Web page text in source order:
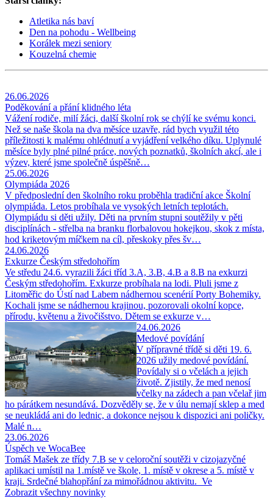
Atletika nás baví
Den na pohodu - Wellbeing
Korálek mezi seniory
Kouzelná chemie
26.06.2026
Poděkování a přání klidného léta
Vážení rodiče, milí žáci, další školní rok se chýlí ke svému konci.
Než se naše škola na dva měsíce uzavře, rád bych využil této
příležitosti k malému ohlédnutí a vyjádření velkého díku. Uplynulé
měsíce byly plné pilné práce, nových poznatků, školních akcí, ale i
výzev, které jsme společně úspěšně…
25.06.2026
Olympiáda 2026
V předposlední den školního roku proběhla tradiční akce Školní
olympiáda. Letos probíhala ve vysokých letních teplotách.
Olympiádu si děti užily. Děti na prvním stupni soutěžily v pěti
disciplínách - střelba na branku florbalovou hokejkou, skok z místa,
hod kriketovým míčkem na cíl, přeskoky přes šv…
24.06.2026
Exkurze Českým středohořím
Ve středu 24.6. vyrazili žáci tříd 3.A, 3.B, 4.B a 8.B na exkurzi
Českým středohořím. Exkurze probíhala na lodi. Pluli jsme z
Litoměřic do Ústí nad Labem nádhernou scenérií Porty Bohemiky.
Kochali jsme se nádhernou krajinou, pozorovali okolní kopce,
přírodu, květenu a živočišstvo. Dětem se exkurze v…
24.06.2026
Medové povídání
V přípravné třídě si děti 19. 6.
2026 užily medové povídání.
Povídaly si o včelách a jejich
životě. Zjistily, že med nenosí
včelky na zádech a pan včelař jim
ho párátkem nesundává. Dozvěděly se, že v úlu nemají sklep a med
se neukládá ani do lednic, a dokonce nejsou k dispozici ani poličky.
Malé n…
23.06.2026
Úspěch ve WocaBee
Tomáš Mašek ze třídy 7.B se v celoroční soutěži v cizojazyčné
aplikaci umístil na 1.místě ve škole, 1. místě v okrese a 5. místě v
kraji. Srdečné blahopřání za mimořádnou aktivitu. Ve
Zobrazit všechny novinky